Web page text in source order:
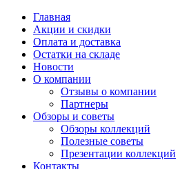
Главная
Акции и скидки
Оплата и доставка
Остатки на складе
Новости
О компании
Отзывы о компании
Партнеры
Обзоры и советы
Обзоры коллекций
Полезные советы
Презентации коллекций
Контакты